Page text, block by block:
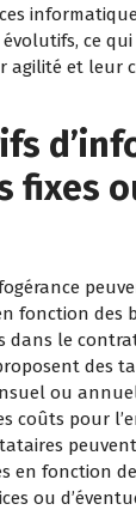
ce
agilité et leur
fixes
fonction des
dans le
des
ou
coûts pour
en fonction
ou